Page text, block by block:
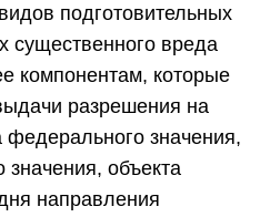
подготовительных
существенного вреда
компонентам, которые
разрешения на
федерального значения,
значения, объекта
направления